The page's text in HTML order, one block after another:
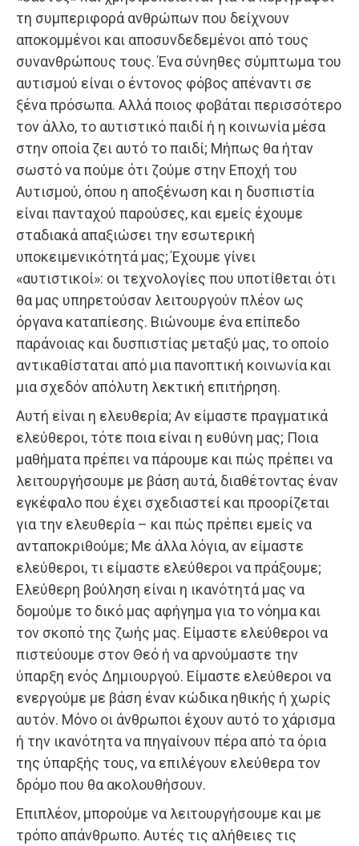
τη συμπεριφορά ανθρώπων που δείχνουν
αποκομμένοι και αποσυνδεδεμένοι από τους
συνανθρώπους τους. Ένα σύνηθες σύμπτωμα του
αυτισμού είναι ο έντονος φόβος απέναντι σε
ξένα πρόσωπα. Αλλά ποιος φοβάται περισσότερο
τον άλλο, το αυτιστικό παιδί ή η κοινωνία μέσα
στην οποία ζει αυτό το παιδί; Μήπως θα ήταν
σωστό να πούμε ότι ζούμε στην Εποχή του
Αυτισμού, όπου η αποξένωση και η δυσπιστία
είναι πανταχού παρούσες, και εμείς έχουμε
σταδιακά απαξιώσει την εσωτερική
υποκειμενικότητά μας; Έχουμε γίνει
«αυτιστικοί»: οι τεχνολογίες που υποτίθεται ότι
θα μας υπηρετούσαν λειτουργούν πλέον ως
όργανα καταπίεσης. Βιώνουμε ένα επίπεδο
παράνοιας και δυσπιστίας μεταξύ μας, το οποίο
αντικαθίσταται από μια πανοπτική κοινωνία και
μια σχεδόν απόλυτη λεκτική επιτήρηση.
Αυτή είναι η ελευθερία; Αν είμαστε πραγματικά
ελεύθεροι, τότε ποια είναι η ευθύνη μας; Ποια
μαθήματα πρέπει να πάρουμε και πώς πρέπει να
λειτουργήσουμε με βάση αυτά, διαθέτοντας έναν
εγκέφαλο που έχει σχεδιαστεί και προορίζεται
για την ελευθερία – και πώς πρέπει εμείς να
ανταποκριθούμε; Με άλλα λόγια, αν είμαστε
ελεύθεροι, τι είμαστε ελεύθεροι να πράξουμε;
Ελεύθερη βούληση είναι η ικανότητά μας να
δομούμε το δικό μας αφήγημα για το νόημα και
τον σκοπό της ζωής μας. Είμαστε ελεύθεροι να
πιστεύουμε στον Θεό ή να αρνούμαστε την
ύπαρξη ενός Δημιουργού. Είμαστε ελεύθεροι να
ενεργούμε με βάση έναν κώδικα ηθικής ή χωρίς
αυτόν. Μόνο οι άνθρωποι έχουν αυτό το χάρισμα
ή την ικανότητα να πηγαίνουν πέρα από τα όρια
της ύπαρξής τους, να επιλέγουν ελεύθερα τον
δρόμο που θα ακολουθήσουν.
Επιπλέον, μπορούμε να λειτουργήσουμε και με
τρόπο απάνθρωπο. Αυτές τις αλήθειες τις